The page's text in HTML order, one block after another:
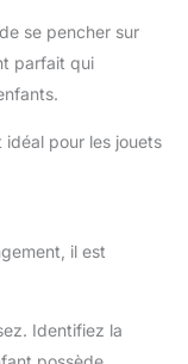
se pencher sur
parfait qui
idéal pour les jouets
il est
Identifiez la